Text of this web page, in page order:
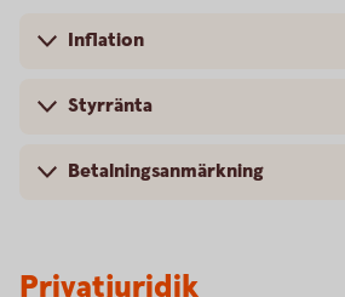
Inflation
Styrränta
Betalningsanmärkning
Privatjuridik